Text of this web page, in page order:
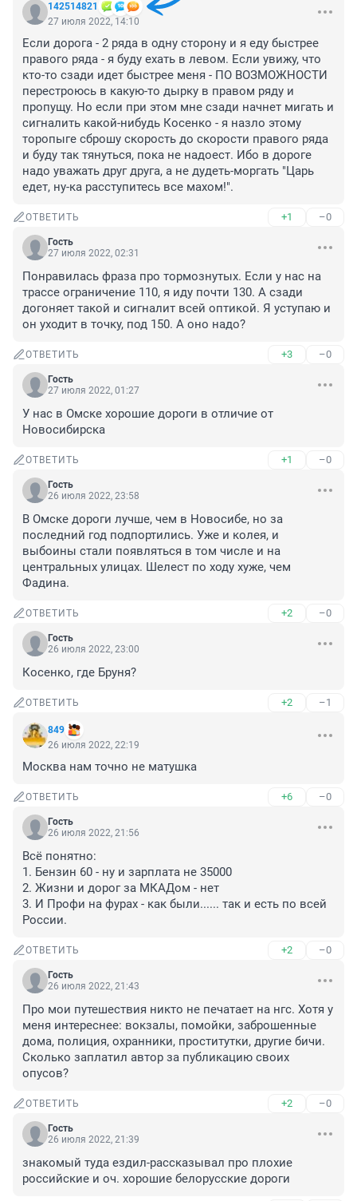
142514821
27 июля 2022, 14:10
Если дорога - 2 ряда в одну сторону и я еду быстрее
правого ряда - я буду ехать в левом. Если увижу, что
кто-то сзади идет быстрее меня - ПО ВОЗМОЖНОСТИ
перестроюсь в какую-то дырку в правом ряду и
пропущу. Но если при этом мне сзади начнет мигать и
сигналить какой-нибудь Косенко - я назло этому
торопыге сброшу скорость до скорости правого ряда
и буду так тянуться, пока не надоест. Ибо в дороге
надо уважать друг друга, а не дудеть-моргать "Царь
едет, ну-ка расступитесь все махом!".
ОТВЕТИТЬ +1 –0
Гость
27 июля 2022, 02:31
Понравилась фраза про тормознутых. Если у нас на
трассе ограничение 110, я иду почти 130. А сзади
догоняет такой и сигналит всей оптикой. Я уступаю и
он уходит в точку, под 150. А оно надо?
ОТВЕТИТЬ +3 –0
Гость
27 июля 2022, 01:27
У нас в Омске хорошие дороги в отличие от
Новосибирска
ОТВЕТИТЬ +1 –0
Гость
26 июля 2022, 23:58
В Омске дороги лучше, чем в Новосибе, но за
последний год подпортились. Уже и колея, и
выбоины стали появляться в том числе и на
центральных улицах. Шелест по ходу хуже, чем
Фадина.
ОТВЕТИТЬ +2 –0
Гость
26 июля 2022, 23:00
Косенко, где Бруня?
ОТВЕТИТЬ +2 –1
849
26 июля 2022, 22:19
Москва нам точно не матушка
ОТВЕТИТЬ +6 –0
Гость
26 июля 2022, 21:56
Всё понятно:
1. Бензин 60 - ну и зарплата не 35000
2. Жизни и дорог за МКАДом - нет
3. И Профи на фурах - как были...... так и есть по всей
России.
ОТВЕТИТЬ +2 –0
Гость
26 июля 2022, 21:43
Про мои путешествия никто не печатает на нгс. Хотя у
меня интереснее: вокзалы, помойки, заброшенные
дома, полиция, охранники, проститутки, другие бичи.
Сколько заплатил автор за публикацию своих
опусов?
ОТВЕТИТЬ +2 –0
Гость
26 июля 2022, 21:39
знакомый туда ездил-рассказывал про плохие
российские и оч. хорошие белорусские дороги